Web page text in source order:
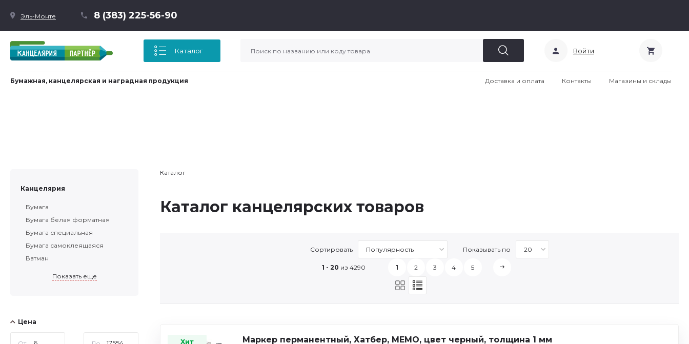
Эль-Монте 8 (383) 225-56-90
Каталог Войти
Бумажная, канцелярская и наградная продукция Доставка и оплата Контакты Магазины и склады
Канцелярия
Бумага
Бумага белая форматная
Бумага специальная
Бумага самоклеящаяся
Ватман
Показать еще
Цена
Каталог
Каталог канцелярских товаров
Сортировать Показывать по
1 - 20 из 4290 1 2 3 4 5
Хит Маркер перманентный, Хатбер, МЕМО, цвет черный, толщина 1 мм